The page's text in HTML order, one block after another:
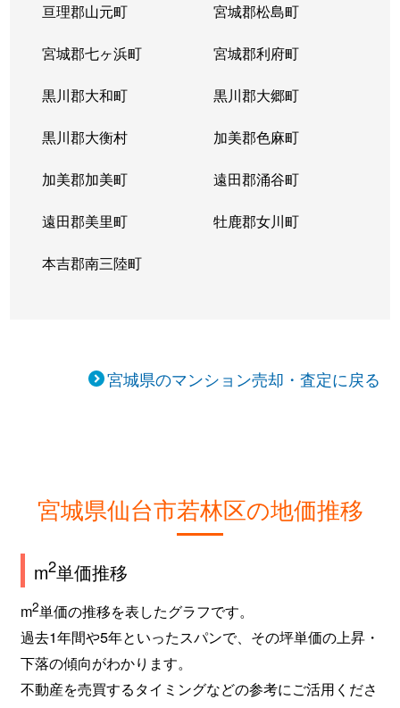
若林
1,700万円 河原町(宮城)
若林
1,500万円 河原町(宮城)
若林
800万円 河原町(宮城)
若林
1,400万円 河原町(宮城)
亘理郡山元町 宮城郡松島町
宮城郡七ヶ浜町 宮城郡利府町
黒川郡大和町 黒川郡大郷町
黒川郡大衡村 加美郡色麻町
加美郡加美町 遠田郡涌谷町
遠田郡美里町 牡鹿郡女川町
本吉郡南三陸町
宮城県のマンション売却・査定に戻る
宮城県仙台市若林区の地価推移
m2単価推移
m2単価の推移を表したグラフです。
過去1年間や5年といったスパンで、その坪単価の上昇・
下落の傾向がわかります。
不動産を売買するタイミングなどの参考にご活用くださ